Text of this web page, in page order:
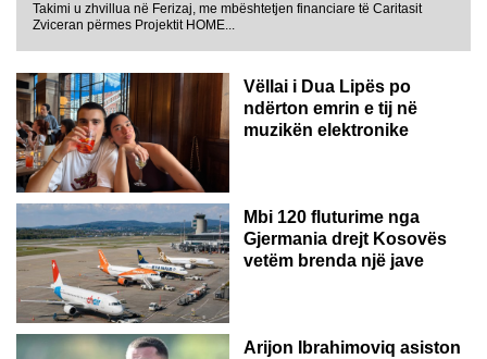
Takimi u zhvillua në Ferizaj, me mbështetjen financiare të Caritasit
Zviceran përmes Projektit HOME...
Vëllai i Dua Lipës po
ndërton emrin e tij në
muzikën elektronike
GJERMANI
Mbi 120 fluturime nga
Gjermania drejt Kosovës
vetëm brenda një jave
Arijon Ibrahimoviq asiston